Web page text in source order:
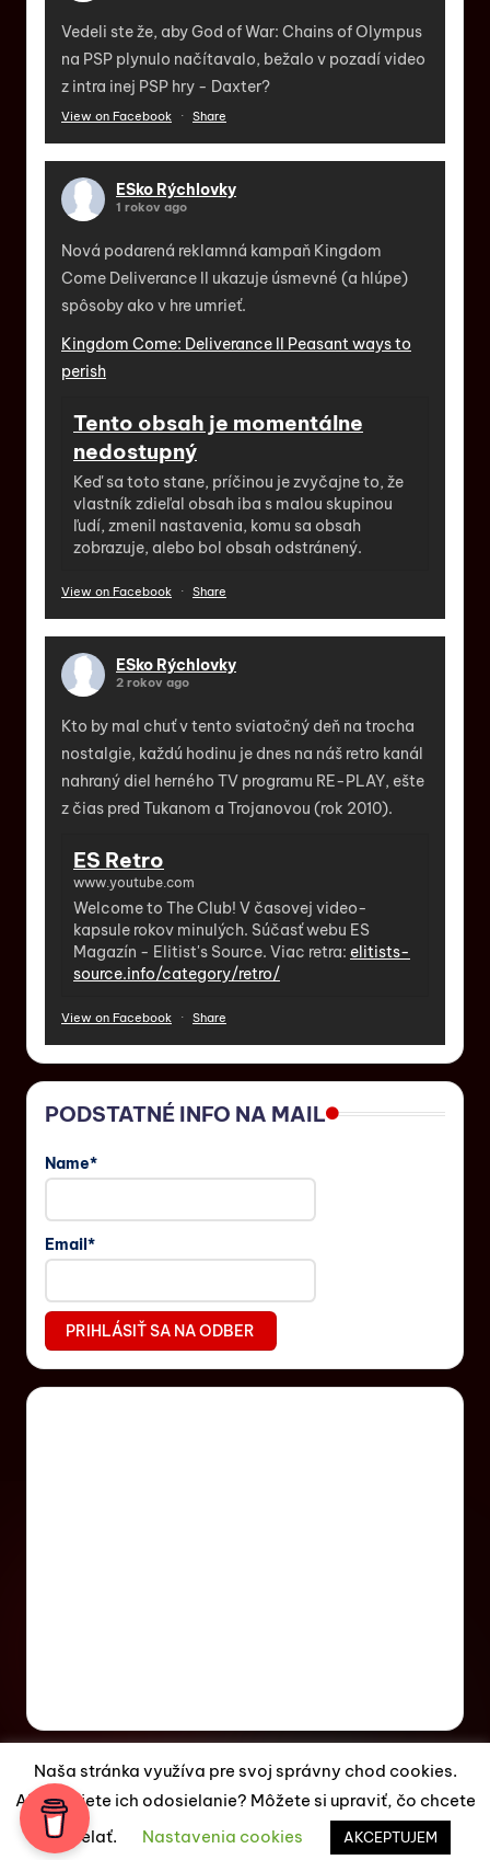
Vedeli ste že, aby God of War: Chains of Olympus
na PSP plynulo načítavalo, bežalo v pozadí video
z intra inej PSP hry - Daxter?
View on Facebook · Share
ESko Rýchlovky
1 rokov ago
Nová podarená reklamná kampaň Kingdom
Come Deliverance II ukazuje úsmevné (a hlúpe)
spôsoby ako v hre umrieť.
Kingdom Come: Deliverance II Peasant ways to
perish
Tento obsah je momentálne
nedostupný
Keď sa toto stane, príčinou je zvyčajne to, že
vlastník zdieľal obsah iba s malou skupinou
ľudí, zmenil nastavenia, komu sa obsah
zobrazuje, alebo bol obsah odstránený.
View on Facebook · Share
ESko Rýchlovky
2 rokov ago
Kto by mal chuť v tento sviatočný deň na trocha
nostalgie, každú hodinu je dnes na náš retro kanál
nahraný diel herného TV programu RE-PLAY, ešte
z čias pred Tukanom a Trojanovou (rok 2010).
ES Retro
www.youtube.com
Welcome to The Club! V časovej video-
kapsule rokov minulých. Súčasť webu ES
Magazín - Elitist's Source. Viac retra: elitists-
source.info/category/retro/
View on Facebook · Share
PODSTATNÉ INFO NA MAIL
Name*
Email*
Copyright 2026 —ES Magazín. All rights reserved.
Bloghash WordPress Theme
Naša stránka využíva pre svoj správny chod cookies.
Akceptujete ich odosielanie? Môžete si upraviť, čo chcete
odosielať.
Nastavenia cookies AKCEPTUJEM